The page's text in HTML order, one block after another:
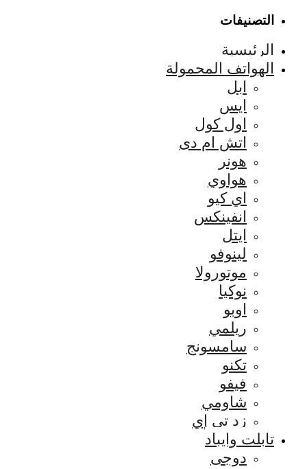
التصنيفات
الرئيسية
الهواتف المحمولة
ابل
ايس
اول كول
اتش ام دى
هونر
هواوي
اي كيو
انفينكس
ايتل
لينوفو
موتورولا
نوكيا
اوبو
ريلمي
سامسونج
تكنو
فيفو
شاومي
زد تي إي
تابلت وايباد
دوجى